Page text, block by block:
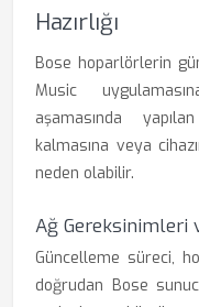
Hazırlığı
Bose hoparlörlerin
Music
aşamasında
kalmasına veya
neden olabilir.
Ağ Gereksinimleri
Güncelleme süreci,
doğrudan Bose